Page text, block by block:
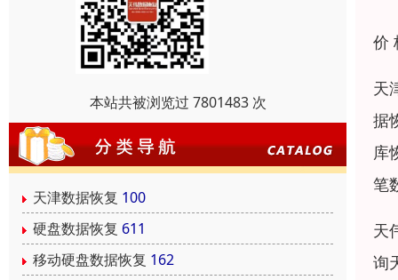
本站共被浏览过 7801483 次
天津数据恢复 100
硬盘数据恢复 611
移动硬盘数据恢复 162
价
天
据
库
笔
天
询